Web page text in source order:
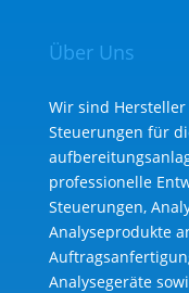
Über Uns
Wir sind
Steuerungen für
professionelle
Steuerungen,
Analyse­produkte
Analysegeräte